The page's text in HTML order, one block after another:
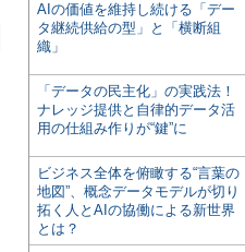
AIの価値を維持し続ける「デー
タ継続供給の型」と「横断組
織」
「データの民主化」の実践法！
ナレッジ提供と自律的データ活
用の仕組み作りが“鍵”に
ビジネス全体を俯瞰する“言葉の
地図”、概念データモデルが切り
拓く人とAIの協働による新世界
とは？